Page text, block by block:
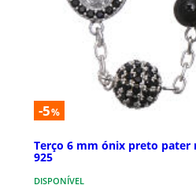
-5%
Terço 6 mm ónix preto pater
925
DISPONÍVEL